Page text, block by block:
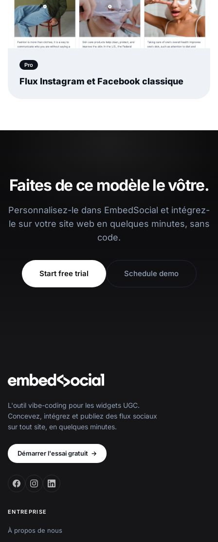
Pro
Flux Instagram et Facebook classique
Faites de ce modèle le vôtre.
Personnalisez-le dans EmbedSocial et intégrez-
le sur votre site web en quelques minutes, sans
code.
Start free trial Schedule demo
L'outil vibe-coding pour les widgets UGC.
Concevez, intégrez et publiez des flux sociaux
sur tout site, en quelques minutes.
Démarrer l'essai gratuit →
ENTREPRISE
À propos de nous